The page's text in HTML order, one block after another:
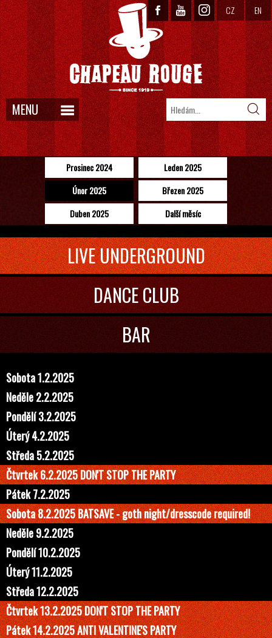
CZ EN
MENU
Prosinec 2024
Leden 2025
Únor 2025
Březen 2025
Duben 2025
Další měsíc
LIVE UNDERGROUND
DANCE CLUB
BAR
Sobota 1.2.2025
Neděle 2.2.2025
Pondělí 3.2.2025
Úterý 4.2.2025
Středa 5.2.2025
Čtvrtek 6.2.2025 DON'T STOP THE PARTY
Pátek 7.2.2025
Sobota 8.2.2025 BATSAVE - goth night/dresscode required!
Neděle 9.2.2025
Pondělí 10.2.2025
Úterý 11.2.2025
Středa 12.2.2025
Čtvrtek 13.2.2025 DON'T STOP THE PARTY
Pátek 14.2.2025 ANTI VALENTINE'S PARTY